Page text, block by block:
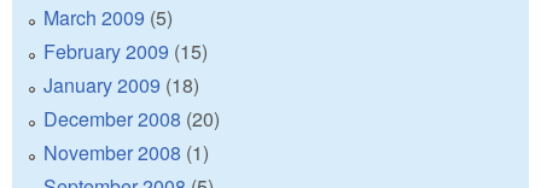
March 2009 (5)
February 2009 (15)
January 2009 (18)
December 2008 (20)
November 2008 (1)